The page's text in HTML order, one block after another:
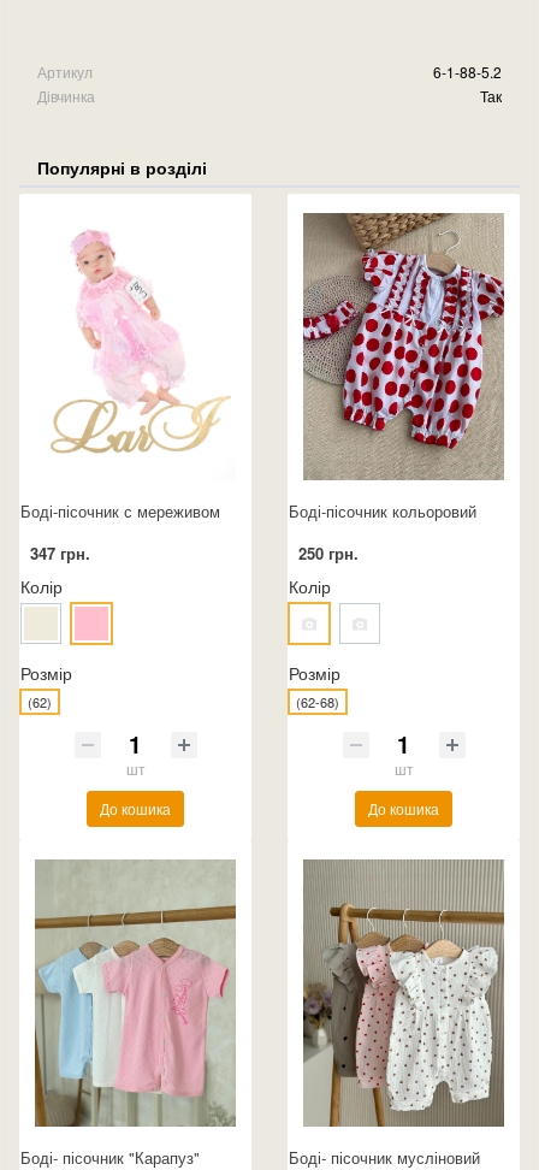
Артикул
6-1-88-5.2
Дівчинка
Так
Популярні в розділі
Боді-пісочник с мереживом
347 грн.
Колір
Розмір
(62)
шт
До кошика
Боді-пісочник кольоровий
250 грн.
Колір
Розмір
(62-68)
шт
До кошика
Боді- пісочник "Карапуз"
Боді- пісочник мусліновий